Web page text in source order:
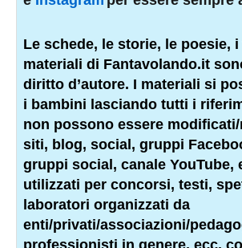
Le schede, le storie, le poesie,
materiali di Fantavolando.it
diritto d’autore. I materiali si
i bambini lasciando tutti i
non possono essere
siti, blog, social, gruppi
gruppi social, canale YouTube,
utilizzati per concorsi, testi,
laboratori organizzati da
enti/privati/associazioni/
professionisti in genere, ecc.